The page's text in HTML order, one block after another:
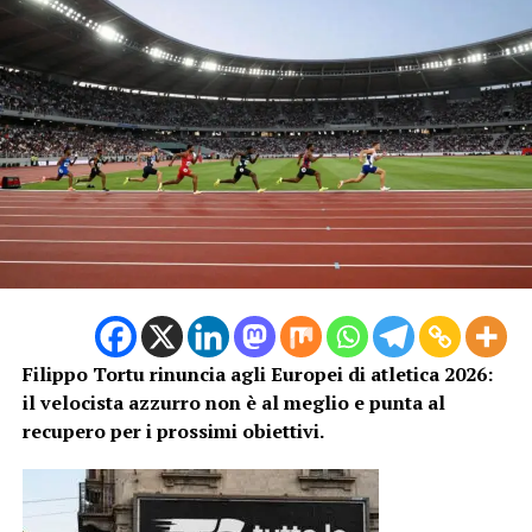
caratterizzata da un livello tecnico elevatissimo. La
vittoria è andata al portoghese
, autore
di una prestazione eccellente, davanti al giamaicano
Scott Jordane all’algerinoMohammed Yasser Triki.
Per Dallavalle si tratta comunque di un esordio
incoraggiante che rappresenta una base solida da cui
costruire il prosieguo della stagione.
Zaynab Dosso vola nei 100 metri:
secondo posto e ottime sensazioni
Filippo Tortu rinuncia agli Europei di atletica 2026:
il velocista azzurro non è al meglio e punta al
recupero per i prossimi obiettivi.